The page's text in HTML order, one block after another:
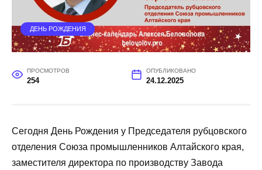
ДЕНЬ РОЖДЕНИЯ
ПРОСМОТРОВ
254
ОПУБЛИКОВАНО
24.12.2025
Сегодня День Рождения у Председателя рубцовского
отделения Союза промышленников Алтайского края,
заместителя директора по производству Завода